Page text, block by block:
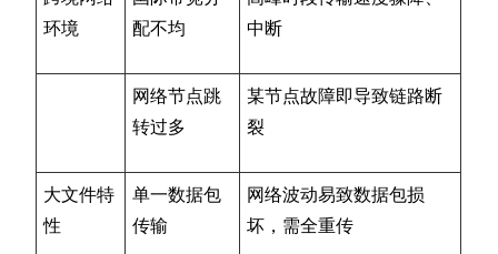
环境
配不均
中断
网络节点跳
转过多
某节点故障即导致链路断
裂
大文件特
性
单一数据包
传输
网络波动易致数据包损
坏，需全重传